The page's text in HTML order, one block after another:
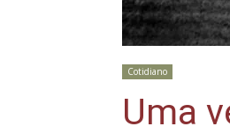
Cotidiano
Uma